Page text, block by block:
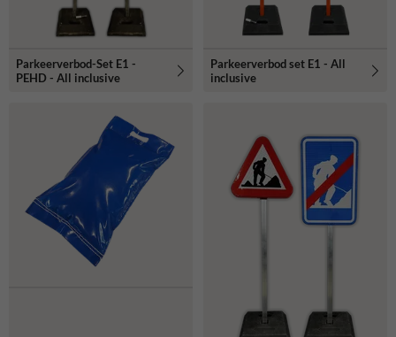
Parkeerverbod-Set E1 -
PEHD - All inclusive
Parkeerverbod set E1 - All
inclusive